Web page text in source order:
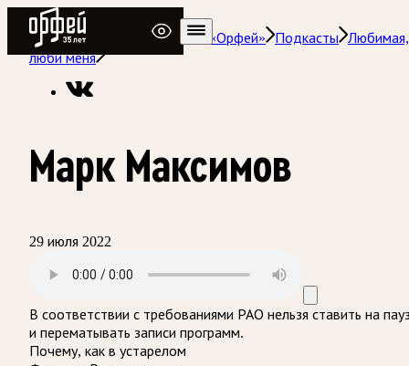
Радио Орфей
Радио классической музыки «Орфей»
Подкасты
Любимая,
люби меня
Марк Максимов
29 июля 2022
В соответствии с требованиями РАО нельзя ставить на
и перематывать записи программ.
Почему, как в устарелом